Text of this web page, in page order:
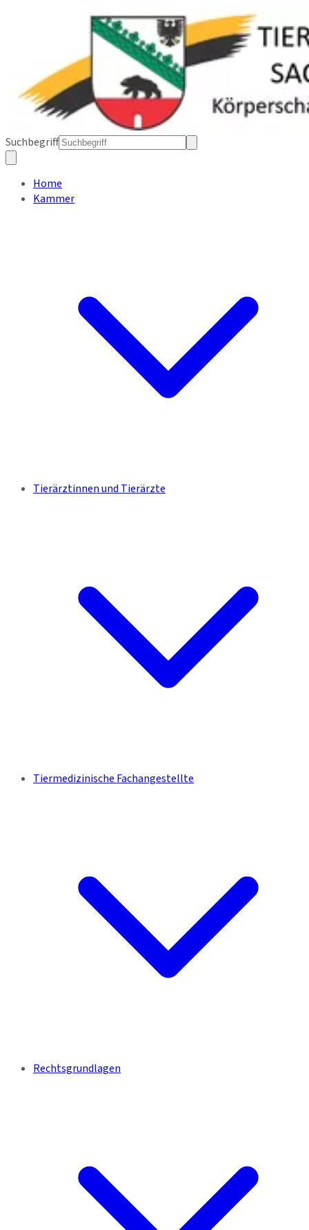
Suchbegriff
Home
Kammer
Tierärztinnen und Tierärzte
Tiermedizinische Fachangestellte
Rechtsgrundlagen